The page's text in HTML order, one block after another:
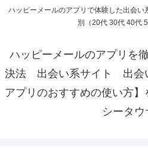
ハッピーメールのアプリで体験した出会
別（20代 30代 40代
ハッピーメールのアプリを
決法 出会い系サイト 出会
アプリのおすすめの使い方
シータウ